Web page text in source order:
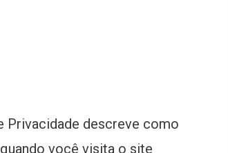
Privacidade descreve como
você visita o site